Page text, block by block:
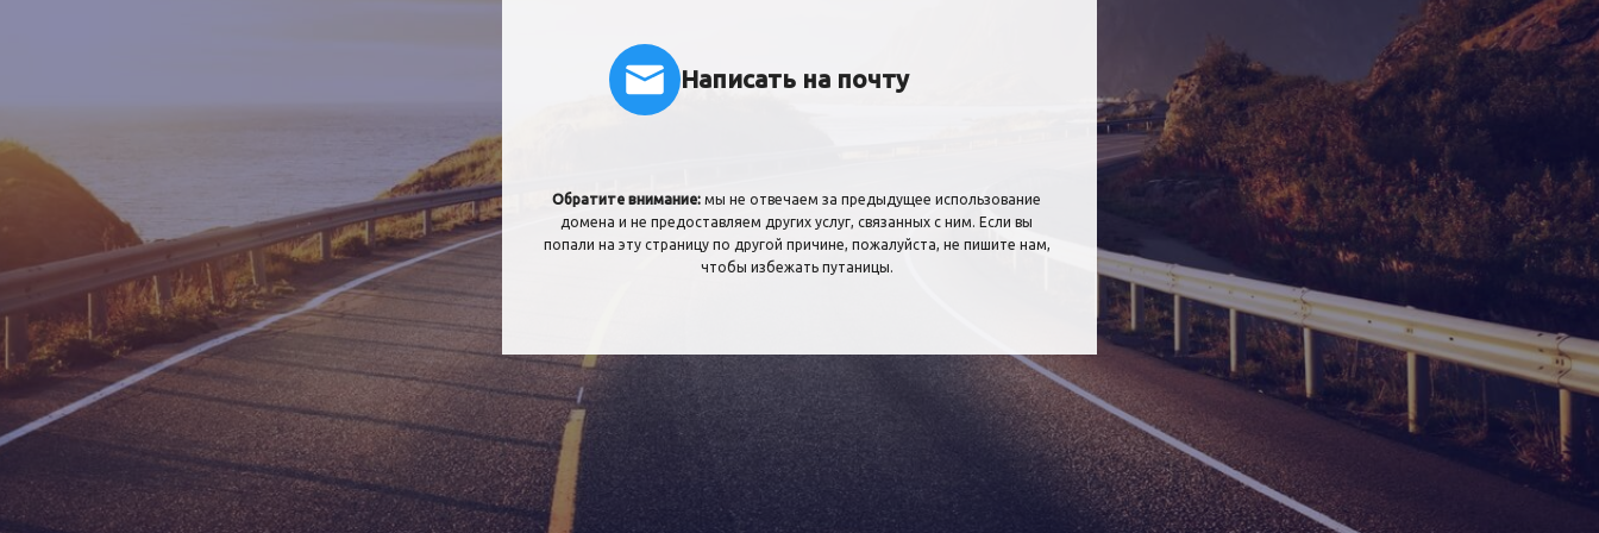
Написать на почту
Обратите внимание: мы не отвечаем за предыдущее использование
домена и не предоставляем других услуг, связанных с ним. Если вы
попали на эту страницу по другой причине, пожалуйста, не пишите нам,
чтобы избежать путаницы.